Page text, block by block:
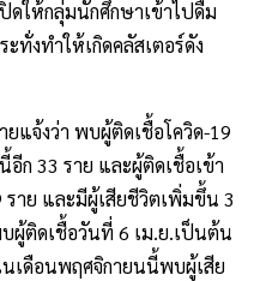
ดให้กลุ่มนักศึกษาเข้าไปดื่ม
ทั่งทำให้เกิดคลัสเตอร์ดัง
แจ้งว่า พบผู้ติดเชื้อโควิด-19
ก 33 ราย และผู้ติดเชื้อเข้า
ราย และมีผู้เสียชีวิตเพิ่มขึ้น 3
ผู้ติดเชื้อวันที่ 6 เม.ย.เป็นต้น
เดือนพฤศจิกายนนี้พบผู้เสีย